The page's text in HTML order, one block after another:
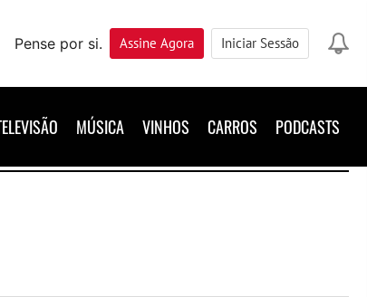
Pense por si.
Assine Agora Iniciar Sessão
MÚSICA VINHOS CARROS PODCASTS